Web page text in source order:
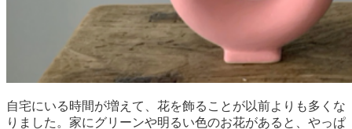
自宅にいる時間が増えて、花を飾ることが以前よりも多くな
りました。家にグリーンや明るい色のお花があると、やっぱ